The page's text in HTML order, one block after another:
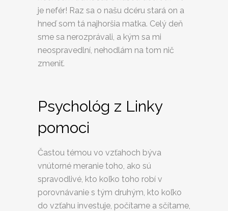
je nefér! Raz sa o našu dcéru stará on a
hneď som tá najhoršia matka. Celý deň
sme sa nerozprávali, a kým sa mi
neospravedlní, nehodlám na tom nič
zmeniť.
Psychológ z Linky
pomoci
Častou témou vo vzťahoch býva
vnútorné meranie toho, ako sú
spravodlivé, kto koľko toho robí v
porovnávanie s tým druhým, kto koľko
do vzťahu investuje, počítame a sčítame,